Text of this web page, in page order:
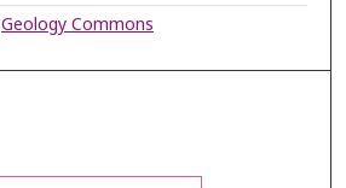
Geology Commons